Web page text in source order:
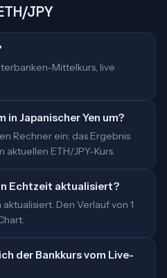
JPY
Mittelkurs, live
in Japanischer Yen um?
Rechner ein; das Ergebnis
aktuellen ETH/JPY-Kurs.
Echtzeit aktualisiert?
Den Verlauf von 1
der Bankkurs vom Live-